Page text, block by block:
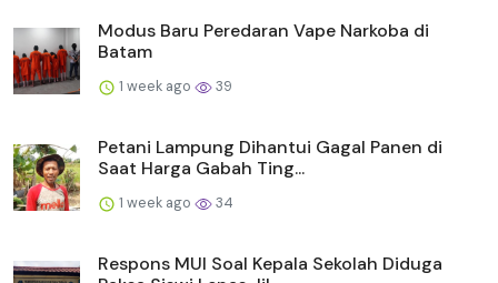
Modus Baru Peredaran Vape Narkoba di
Batam
1 week ago 39
Petani Lampung Dihantui Gagal Panen di
Saat Harga Gabah Ting...
1 week ago 34
Respons MUI Soal Kepala Sekolah Diduga